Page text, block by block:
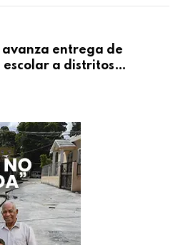
avanza entrega de
a distritos